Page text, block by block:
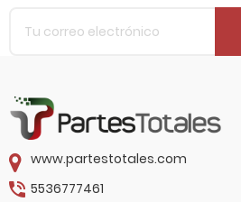
www.partestotales.com
5536777461